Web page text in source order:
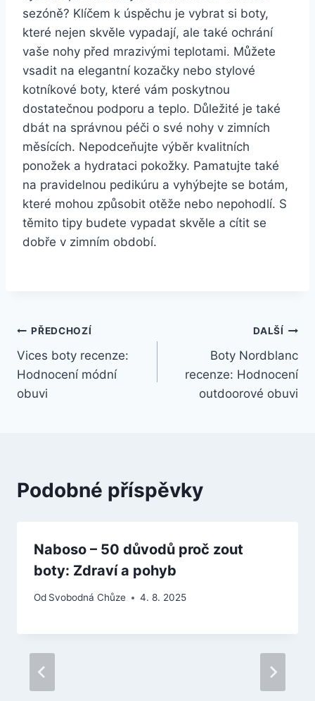
sezóně? Klíčem ⁣k úspěchu je vybrat‌ si boty,
které nejen skvěle vypadají, ale‍ také ochrání
vaše nohy před mrazivými teplotami. Můžete
vsadit na elegantní kozačky nebo⁤ stylové
kotníkové boty, které vám poskytnou
dostatečnou ⁤podporu a teplo. Důležité je také
‍dbát⁢ na správnou péči o své nohy v zimních
měsících. Nepodceňujte⁤ výběr kvalitních
ponožek ⁤a hydrataci pokožky. Pamatujte také
na pravidelnou​ pedikúru a vyhýbejte se botám,
‍které mohou způsobit otěže nebo nepohodlí. S
těmito tipy budete vypadat skvěle a cítit se
dobře v zimním⁣ období.
Navigace
pro
příspěvek
PŘEDCHOZÍ
Vices boty recenze:
Hodnocení módní
obuvi
DALŠÍ
Boty Nordblanc
recenze: Hodnocení
outdoorové obuvi
Podobné příspěvky
Naboso – 50 důvodů proč zout
boty: Zdraví a pohyb
Od Svobodná Chůze 4. 8. 2025